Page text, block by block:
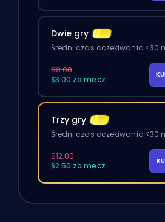
Dwie gry
Średni czas oczekiwania <30
$8.00
$3.00 za mecz
Trzy gry
Średni czas oczekiwania <30
$12.00
$2.50 za mecz